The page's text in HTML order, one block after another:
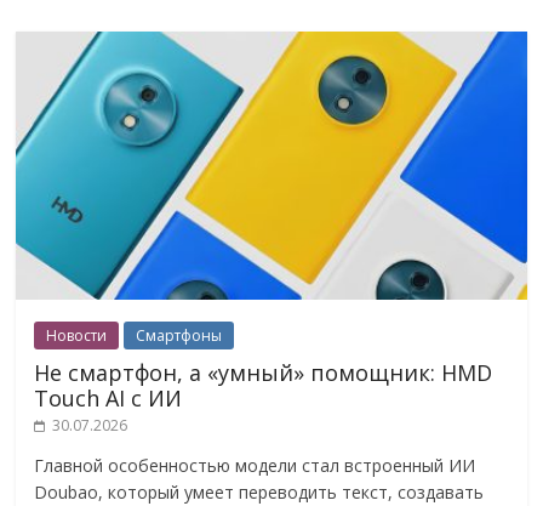
Новости Смартфоны
Не смартфон, а «умный» помощник: HMD
Touch AI с ИИ
30.07.2026
Главной особенностью модели стал встроенный ИИ
Doubao, который умеет переводить текст, создавать